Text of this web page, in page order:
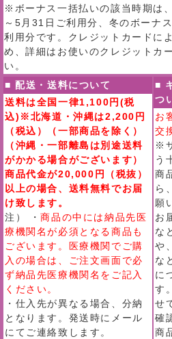
※ボーナス一括払いの該当時期は
～5月31日ご利用分、冬のボーナ
利用分です。クレジットカードに
め、詳細はお使いのクレジットカ
い。
■ 配送・送料について
送料は全国一律1,100円(税
込)※北海道・沖縄は2,200円
（税込）（一部商品を除く）
（沖縄・一部離島は別途送料
がかかる場合がございます）
商品代金が20,000円（税抜）
以上の場合、送料無料でお届
け致します。
注） ・商品の中には納品先医
療機関名が必須となる商品も
ございます。医療機関でご購
入の場合は、ご注文画面で必
ず納品先医療機関名をご記入
ください。
・仕入先が異なる場合、分納
となります。発送時にメール
にてご連絡致します。
■
つ
お
交
※
う
商
ら
願
お
な
や
な
に
す
せ
確
商